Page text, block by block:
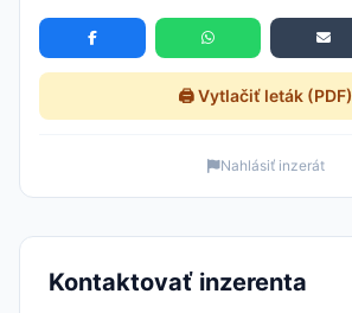
🖨️ Vytlačiť leták (PDF)
Nahlásiť inzerát
Kontaktovať inzerenta